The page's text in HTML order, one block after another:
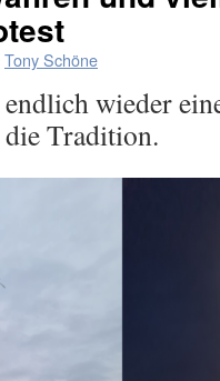
Tony Schöne
wieder
Tradition.